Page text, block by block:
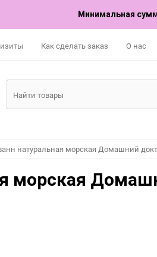
Минимальная
Как сделать заказ О нас
натуральная морская Домашний
морская